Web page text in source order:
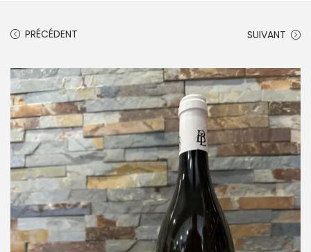
PRÉCÉDENT SUIVANT